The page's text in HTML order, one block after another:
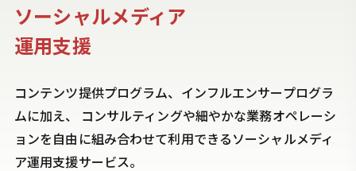
ソーシャルメディア
運用支援
コンテンツ提供プログラム、インフルエンサープログラ
ムに加え、
コンサルティングや細やかな業務オペレーシ
ョンを自由に組み合わせて利用できるソーシャルメディ
ア運用支援サービス。